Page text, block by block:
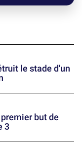
le stade d'un
but de
3